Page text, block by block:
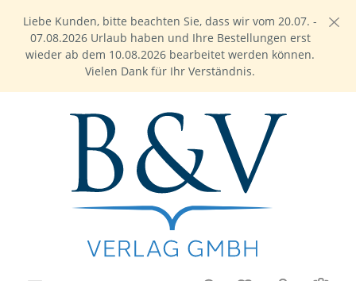
Liebe Kunden, bitte beachten Sie, dass wir vom 20.07. -
07.08.2026 Urlaub haben und Ihre Bestellungen erst
wieder ab dem 10.08.2026 bearbeitet werden können.
Vielen Dank für Ihr Verständnis.